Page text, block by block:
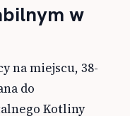
w
na miejscu, 38-
do
Kotliny